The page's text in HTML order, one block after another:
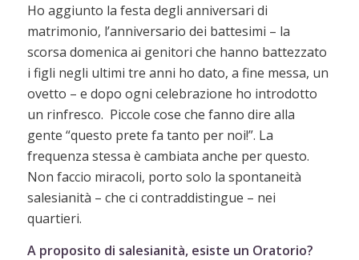
Ho aggiunto la festa degli anniversari di
matrimonio, l’anniversario dei battesimi – la
scorsa domenica ai genitori che hanno battezzato
i figli negli ultimi tre anni ho dato, a fine messa, un
ovetto – e dopo ogni celebrazione ho introdotto
un rinfresco. Piccole cose che fanno dire alla
gente “questo prete fa tanto per noi!”. La
frequenza stessa è cambiata anche per questo.
Non faccio miracoli, porto solo la spontaneità
salesianità – che ci contraddistingue – nei
quartieri.
A proposito di salesianità, esiste un Oratorio?